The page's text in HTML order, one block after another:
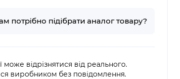
потрібно підібрати аналог товару?
може відрізнятися від реального.
виробником без повідомлення.